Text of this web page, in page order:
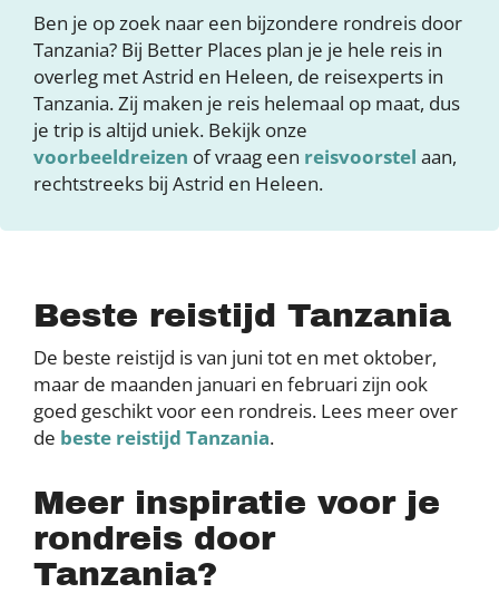
Ben je op zoek naar een bijzondere rondreis door
Tanzania? Bij Better Places plan je je hele reis in
overleg met Astrid en Heleen, de reisexperts in
Tanzania. Zij maken je reis helemaal op maat, dus
je trip is altijd uniek. Bekijk onze
voorbeeldreizen of vraag een reisvoorstel aan,
rechtstreeks bij Astrid en Heleen.
Beste reistijd Tanzania
De beste reistijd is van juni tot en met oktober,
maar de maanden januari en februari zijn ook
goed geschikt voor een rondreis. Lees meer over
de beste reistijd Tanzania.
Meer inspiratie voor je
rondreis door
Tanzania?